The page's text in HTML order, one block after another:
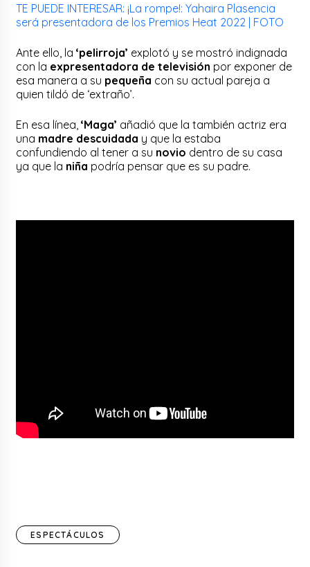
TE PUEDE INTERESAR: ¡La rompe!: Yahaira Plasencia
será presentadora de los Premios Heat 2022 | FOTO
Ante ello, la ‘pelirroja’ explotó y se mostró indignada
con la expresentadora de televisión por exponer de
esa manera a su pequeña con su actual pareja a
quien tildó de ‘extraño’.
En esa línea,‘Maga’ añadió que la también actriz era
una madre descuidada y que la estaba
confundiendo al tener a su novio dentro de su casa
ya que la niña podría pensar que es su padre.
ESPECTÁCULOS